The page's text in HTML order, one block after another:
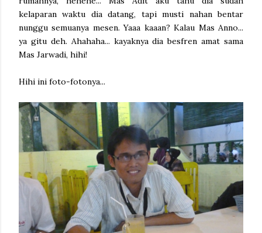
kelaparan waktu dia datang, tapi musti nahan bentar
nunggu semuanya mesen. Yaaa kaaan? Kalau Mas Anno...
ya gitu deh. Ahahaha... kayaknya dia besfren amat sama
Mas Jarwadi, hihi!
Hihi ini foto-fotonya...